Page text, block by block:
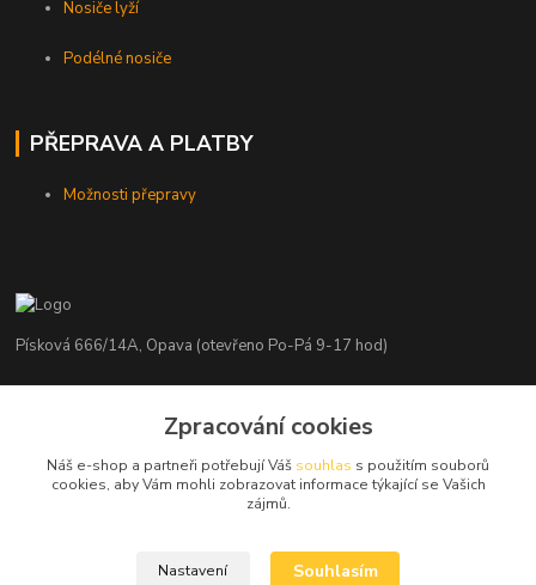
Nosiče lyží
Podélné nosiče
PŘEPRAVA A PLATBY
Možnosti přepravy
Písková 666/14A, Opava (otevřeno Po-Pá 9-17 hod)
+420 776 839 986
info@nosice.com
Zpracování cookies
Náš e-shop a partneři potřebují Váš souhlas s použitím souborů
cookies, aby Vám mohli zobrazovat informace týkající se Vašich
zájmů.
Nastavení Souhlasím